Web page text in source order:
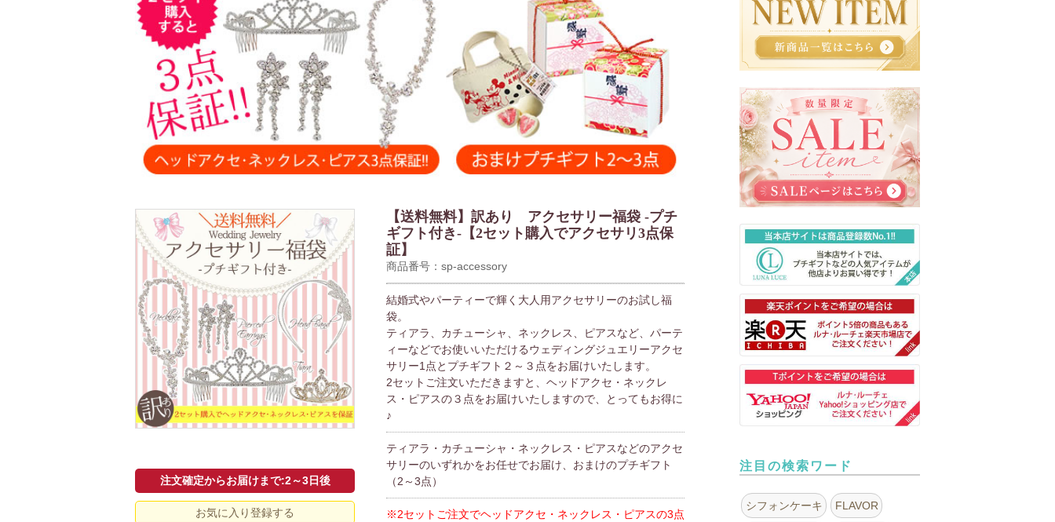
注文確定からお届けまで:2～3日後
お気に入り登録する
【送料無料】訳あり アクセサリー福袋 -プチ
ギフト付き-【2セット購入でアクセサリ3点保
証】
商品番号：sp-accessory
結婚式やパーティーで輝く大人用アクセサリーのお試し福
袋。
ティアラ、カチューシャ、ネックレス、ピアスなど、パーテ
ィーなどでお使いいただけるウェディングジュエリーアクセ
サリー1点とプチギフト２～３点をお届けいたします。
2セットご注文いただきますと、ヘッドアクセ・ネックレ
ス・ピアスの３点をお届けいたしますので、とってもお得に
♪
ティアラ・カチューシャ・ネックレス・ピアスなどのアクセ
サリーのいずれかをお任せでお届け、おまけのプチギフト
（2～3点）
※2セットご注文でヘッドアクセ・ネックレス・ピアスの3点
注目の検索ワード
シフォンケーキ FLAVOR